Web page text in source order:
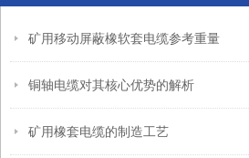
矿用移动屏蔽橡软套电缆参考重量
铜轴电缆对其核心优势的解析
矿用橡套电缆的制造工艺